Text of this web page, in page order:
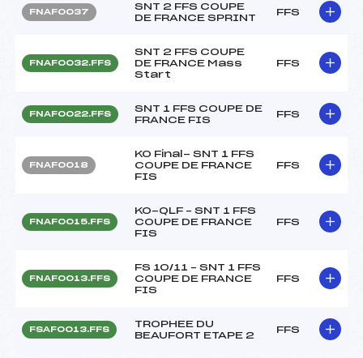
FNAF0037
SNT 2 FFS COUPE
DE FRANCE SPRINT
FFS
FNAF0032.FFS
SNT 2 FFS COUPE
DE FRANCE Mass
Start
FFS
FNAF0022.FFS
SNT 1 FFS COUPE DE
FRANCE FIS
FFS
FNAF0018
KO Final- SNT 1 FFS
COUPE DE FRANCE
FIS
FFS
FNAF0015.FFS
KO-QLF – SNT 1 FFS
COUPE DE FRANCE
FIS
FFS
FNAF0013.FFS
FS 10/11 – SNT 1 FFS
COUPE DE FRANCE
FIS
FFS
FSAF0013.FFS
TROPHEE DU
BEAUFORT ETAPE 2
FFS